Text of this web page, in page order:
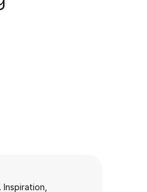
Inspiration,